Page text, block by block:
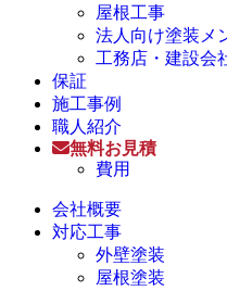
屋根工事
法人向け塗装メ
工務店・建設会
保証
施工事例
職人紹介
無料お見積
費用
会社概要
対応工事
外壁塗装
屋根塗装